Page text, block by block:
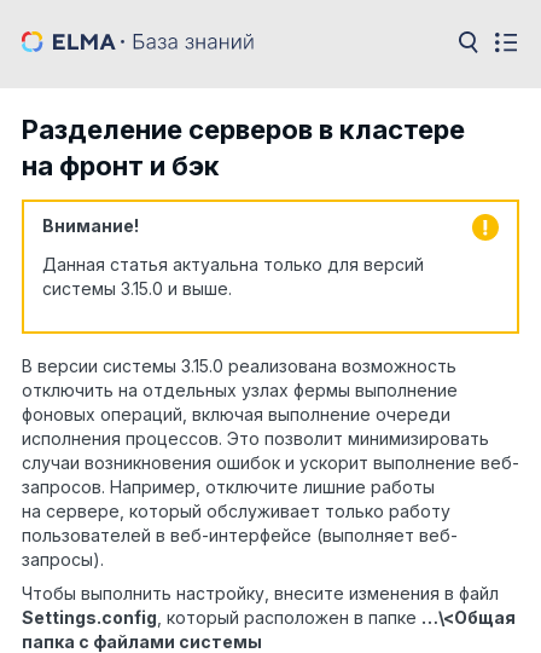
Разделение серверов в кластере
на фронт и бэк
Внимание!
Данная статья актуальна только для версий
системы 3.15.0 и выше.
В версии системы 3.15.0 реализована возможность
отключить на отдельных узлах фермы выполнение
фоновых операций, включая выполнение очереди
исполнения процессов. Это позволит минимизировать
случаи возникновения ошибок и ускорит выполнение веб-
запросов. Например, отключите лишние работы
на сервере, который обслуживает только работу
пользователей в веб-интерфейсе (выполняет веб-
запросы).
Чтобы выполнить настройку, внесите изменения в файл
Settings.config , который расположен в папке …\<Общая
папка с файлами системы